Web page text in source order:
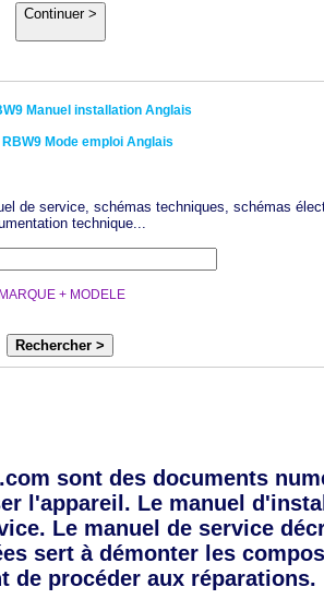
Continuer >
Manuel installation Anglais
RBW9 Mode emploi Anglais
de service, schémas techniques, schémas
technique...
MARQUE + MODELE
Rechercher >
sont des documents
l'appareil. Le manuel
Le manuel de service
sert à démonter les
de procéder aux réparations.